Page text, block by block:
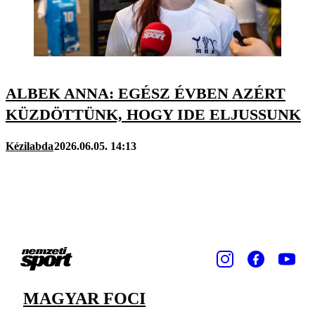
ALBEK ANNA: EGÉSZ ÉVBEN AZÉRT
KÜZDÖTTÜNK, HOGY IDE ELJUSSUNK
Kézilabda2026.06.05. 14:13
MAGYAR FOCI